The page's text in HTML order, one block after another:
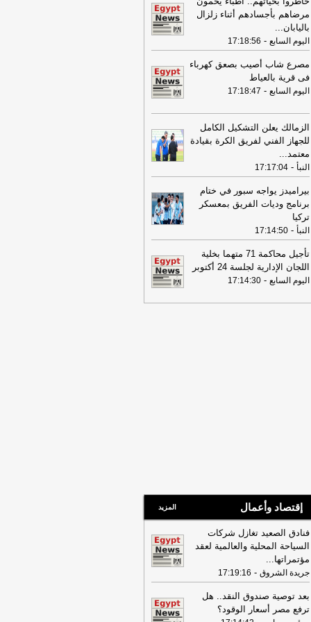
بزعم استثمار أموالهم في
17:53
18 مصابًا في حادث تصادم
وتريلا على الطريق الدولي
- موقع الدستور
08:32
عناوين الصحف المصرية ليوم
08:06
عناوين الصحف المصرية ليوم
03-08-2026
-
07:41
محافظ القاهرة: لا وفيات أو
في العاصمة نتيجة الزلزال
22:27
الحرس الثوري الإيراني يرفض نزع
"حماس": المحاولة محكوم عليها
-لبنانون 24
08:07
عناوين الصحف المصرية ليوم
02-08-2026
-
07:24
عناوين الصحف المصرية ليوم
01-08-2026
-
مرضاهم بأجسادهم أثناء زلزال
باليابان...
اليوم السابع -
17:18:56
مصرع شاب أصيب بصعق كهرباء
فى قرية بالعياط
اليوم السابع -
17:18:47
الزمالك يعلن التشكيل الكامل
للجهاز الفني لفريق الكرة بقيادة
معتمد...
النبأ -
17:17:04
بيراميدز يواجه سبور في ختام
برنامج وديات الفريق بمعسكر
تركيا
النبأ -
17:14:50
تأجيل محاكمة 71 متهما بخلية
اللجان الإدارية لجلسة 24 أكتوبر
اليوم السابع -
17:14:30
إقتصاد وأعمال المزيد
فنادق الصعيد تغازل شركات
السياحة المحلية والعالمية لعقد
مؤتمراتها...
جريدة الشروق -
17:19:16
بعد توصية صندوق النقد.. هل
ترفع مصر أسعار الوقود؟